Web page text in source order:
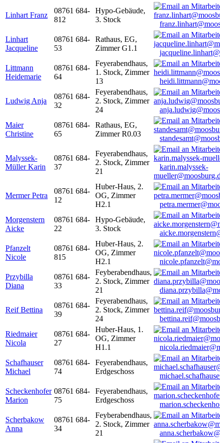
Linhart Franz
08761 684-
812
Hypo-Gebäude,
3. Stock
Linhart
Jacqueline
08761 684-
53
Rathaus, EG,
Zimmer G1.1
Littmann
Heidemarie
08761 684-
64
Feyerabendhaus,
1. Stock, Zimmer
13
Ludwig Anja
08761 684-
32
Feyerabendhaus,
2. Stock, Zimmer
24
Maier
Christine
08761 684-
65
Rathaus, EG,
Zimmer R0.03
Malyssek-
Müller Karin
08761 684-
37
Feyerabendhaus,
2. Stock, Zimmer
21
karin.malyssek-
Mermer Petra
08761 684-
12
Huber-Haus, 2.
OG, Zimmer
H2.1
Morgenstern
Aicke
08761 684-
22
Hypo-Gebäude,
3. Stock
Pfanzelt
Nicole
08761 684-
815
Huber-Haus, 2.
OG, Zimmer
H2.1
Przybilla
Diana
08761 684-
33
Feyberabendhaus,
2. Stock, Zimmer
21
Reif Bettina
08761 684-
39
Feyerabendhaus,
2. Stock, Zimmer
24
Riedmaier
Nicola
08761 684-
27
Huber-Haus, 1.
OG, Zimmer
H1.1
Schafhauser
Michael
08761 684-
74
Feyerabendhaus,
Erdgeschoss
Scheckenhofer
Marion
08761 684-
75
Feyerabendhaus,
Erdgeschoss
Scherbakow
Anna
08761 684-
34
Feyberabendhaus,
2. Stock, Zimmer
21